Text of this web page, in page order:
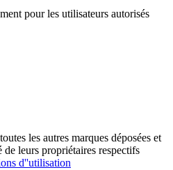
pour les utilisateurs autorisés
les autres marques déposées et
leurs propriétaires respectifs
d''utilisation